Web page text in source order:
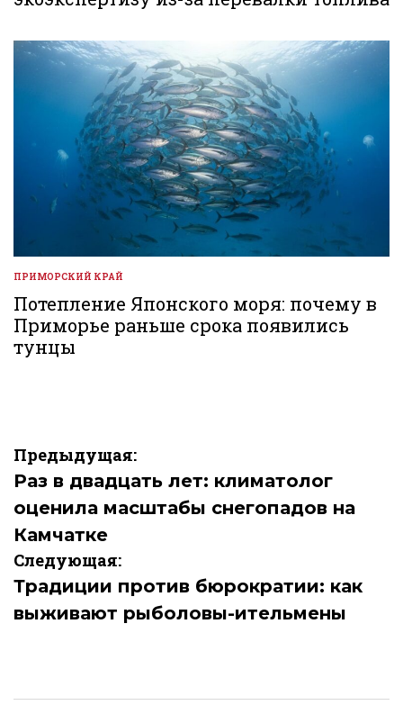
ОПУБЛИКОВАНО
В
ПРИМОРСКИЙ КРАЙ
Потепление Японского моря: почему в
Приморье раньше срока появились
тунцы
Навигация
по
записям
Предыдущая:
Раз в двадцать лет: климатолог
оценила масштабы снегопадов на
Камчатке
Следующая:
Традиции против бюрократии: как
выживают рыболовы-ительмены